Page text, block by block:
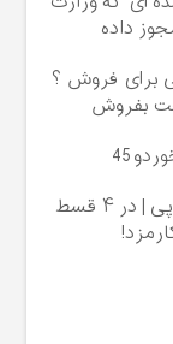
داده
برای فروش ؟
بفروش
خرید موبایل با اسنپ پی | در ۴ قسط